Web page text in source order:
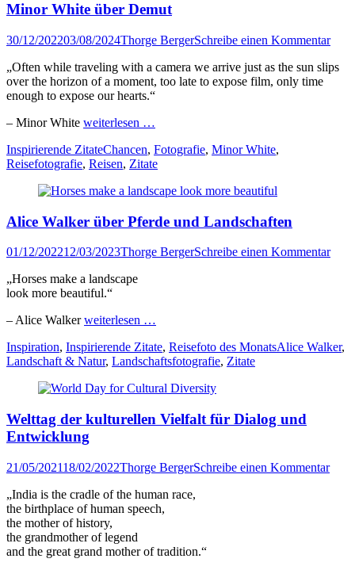
Minor White über Demut
Veröffentlicht
30/12/202203/08/2024Author
Thorge BergerSchreibe einen Kommentar
„Often while traveling with a camera we arrive just as the sun slips
over the horizon of a moment, too late to expose film, only time
enough to expose our hearts.“
– Minor White weiterlesen …
Kategorien
Inspirierende ZitateTags
Chancen, Fotografie, Minor White,
Reisefotografie, Reisen, Zitate
Alice Walker über Pferde und Landschaften
Veröffentlicht
01/12/202212/03/2023Author
Thorge BergerSchreibe einen Kommentar
„Horses make a landscape
look more beautiful.“
– Alice Walkerweiterlesen …
Kategorien
Inspiration, Inspirierende Zitate, Reisefoto des MonatsTags
Alice Walker,
Landschaft & Natur, Landschaftsfotografie, Zitate
Welttag der kulturellen Vielfalt für Dialog und
Entwicklung
Veröffentlicht
21/05/202118/02/2022Author
Thorge BergerSchreibe einen Kommentar
„India is the cradle of the human race,
the birthplace of human speech,
the mother of history,
the grandmother of legend
and the great grand mother of tradition.“